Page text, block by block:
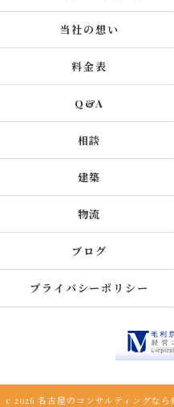
当社の想い
料金表
Q&A
相談
建築
物流
ブログ
プライバシーポリシー
c 2026 名古屋のコンサルティングな